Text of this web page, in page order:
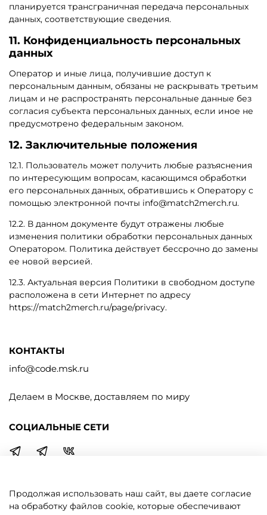
планируется трансграничная передача персональных
данных, соответствующие сведения.
11. Конфиденциальность персональных
данных
Оператор и иные лица, получившие доступ к
персональным данным, обязаны не раскрывать третьим
лицам и не распространять персональные данные без
согласия субъекта персональных данных, если иное не
предусмотрено федеральным законом.
12. Заключительные положения
12.1. Пользователь может получить любые разъяснения
по интересующим вопросам, касающимся обработки
его персональных данных, обратившись к Оператору с
помощью электронной почты info@match2merch.ru.
12.2. В данном документе будут отражены любые
изменения политики обработки персональных данных
Оператором. Политика действует бессрочно до замены
ее новой версией.
12.3. Актуальная версия Политики в свободном доступе
расположена в сети Интернет по адресу
https://match2merch.ru/page/privacy.
МАГАЗИН
КОНТАКТЫ
info@code.msk.ru
Делаем в Москве, доставляем по миру
СОЦИАЛЬНЫЕ СЕТИ
Продолжая использовать наш сайт, вы даете согласие
на обработку файлов cookie, которые обеспечивают